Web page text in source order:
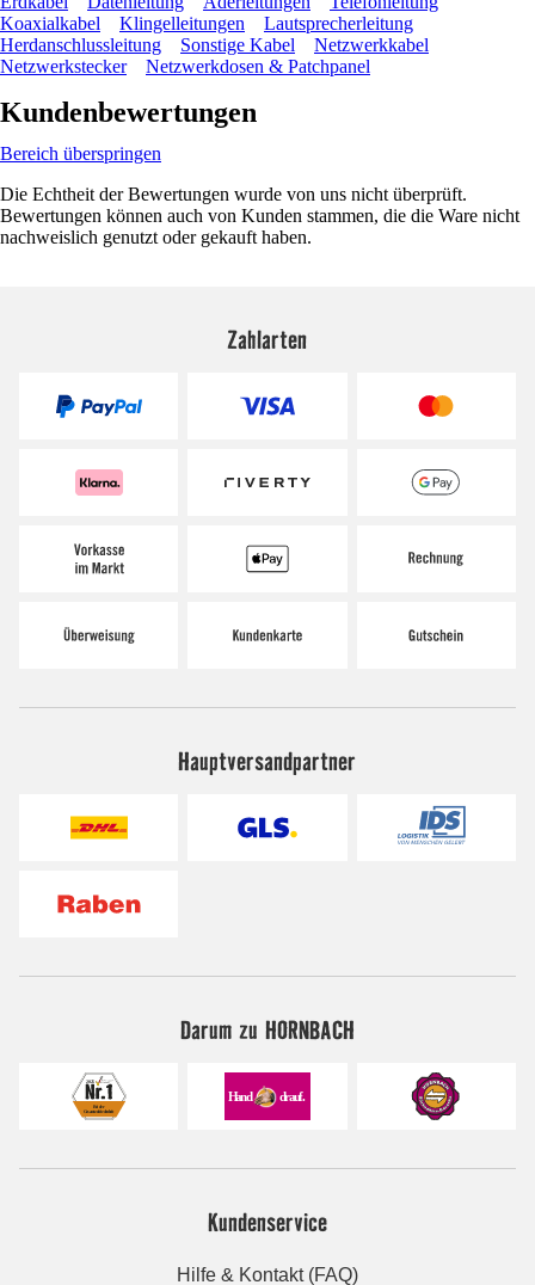
Koaxialkabel
Klingelleitungen
Lautsprecherleitung
Herdanschlussleitung
Sonstige Kabel
Netzwerkkabel
Netzwerkstecker
Netzwerkdosen & Patchpanel
Kundenbewertungen
Bereich überspringen
Die Echtheit der Bewertungen wurde von uns nicht überprüft.
Bewertungen können auch von Kunden stammen, die die Ware nicht
nachweislich genutzt oder gekauft haben.
Zahlarten
Hauptversandpartner
Darum zu HORNBACH
Kundenservice
Hilfe & Kontakt (FAQ)